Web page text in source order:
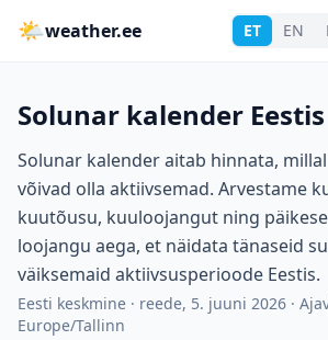
🌤weather.ee ET EN
Solunar kalender Eestis
Solunar kalender aitab hinnata,
võivad olla aktiivsemad. Arvestame
kuutõusu, kuuloojangut ning
loojangu aega, et näidata tänaseid
väiksemaid aktiivsusperioode Eestis.
Eesti keskmine · reede, 5. juuni 2026 ·
Europe/Tallinn